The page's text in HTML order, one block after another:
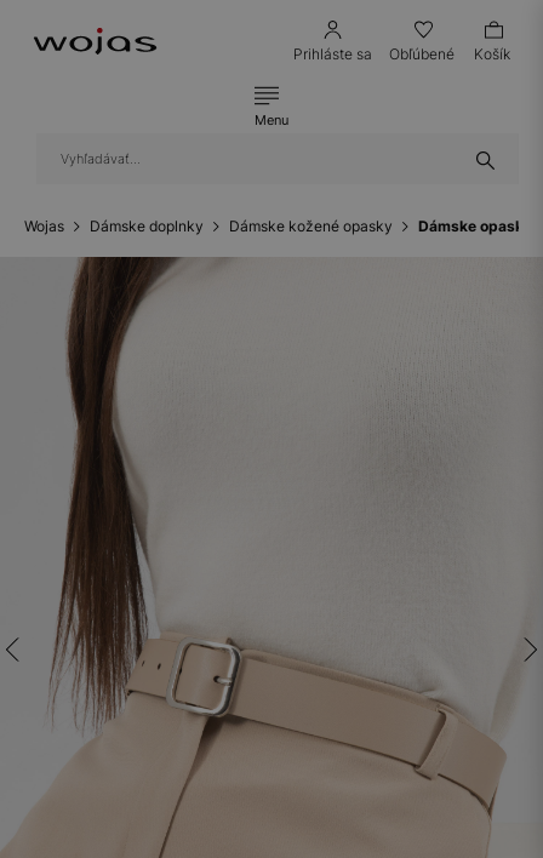
Prihláste sa Obľúbené Košík
Menu
Wojas Dámske doplnky Dámske kožené opasky Dámske opasky